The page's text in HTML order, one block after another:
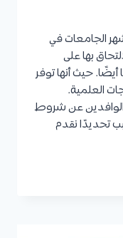
الجامعات في
بها على
حيث أنها توفر
العلمية.
عن شروط
تحديدًا نقدم